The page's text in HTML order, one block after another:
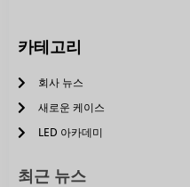
카테고리
회사 뉴스
새로운 케이스
LED 아카데미
최근 뉴스